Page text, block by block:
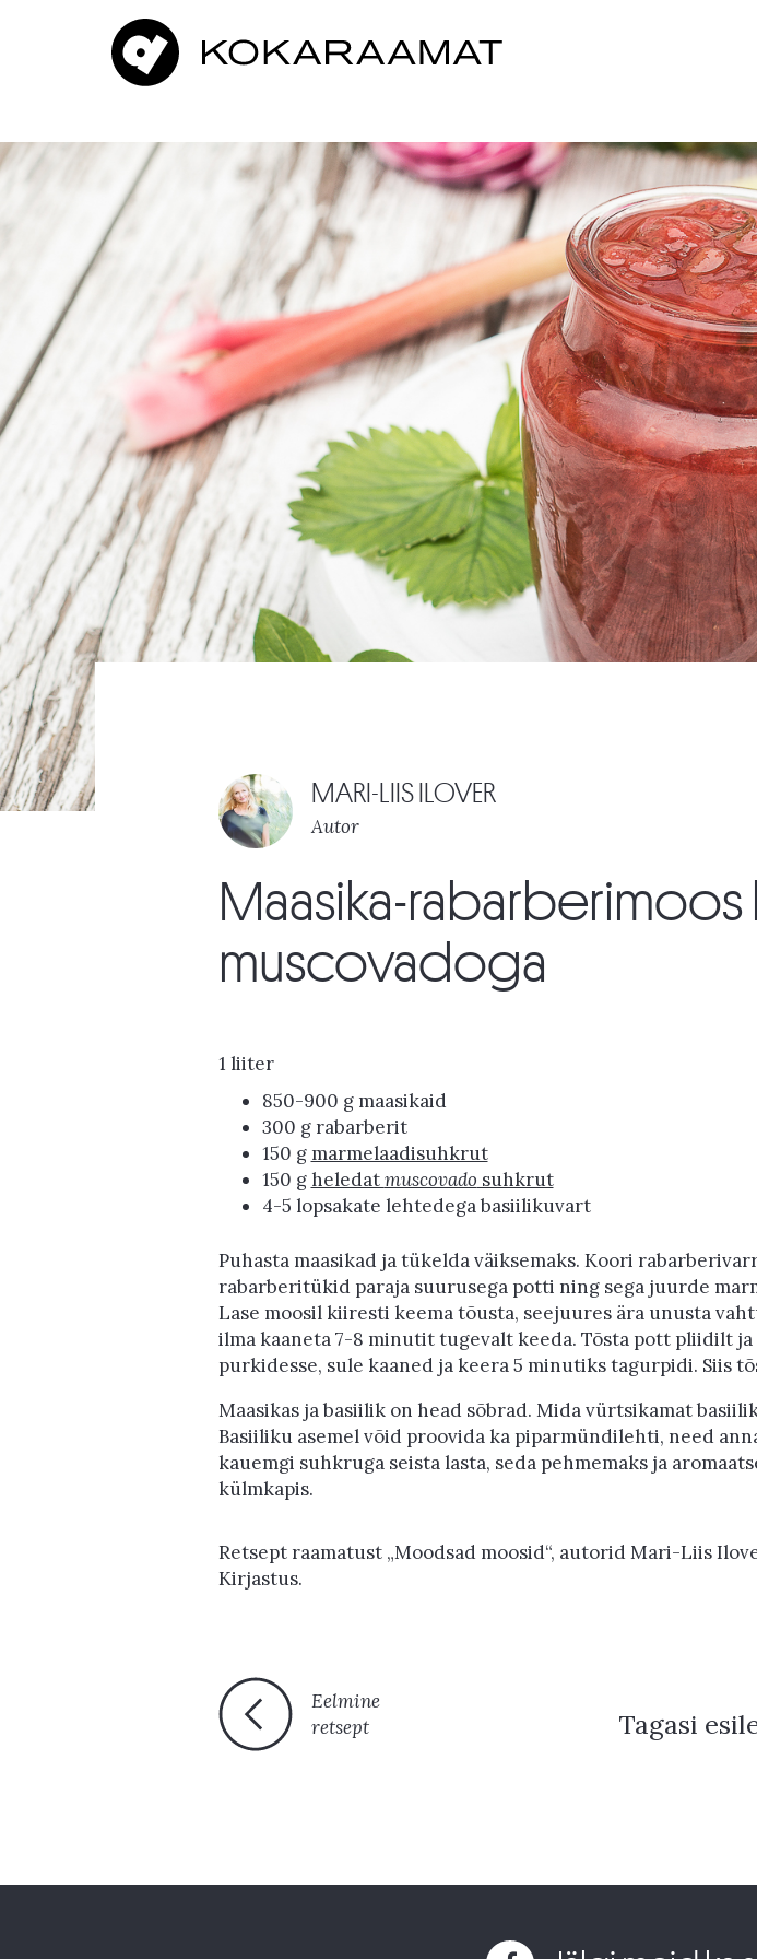
MARI-LIIS ILOVER
Autor
Maasika-rabarberimoos
muscovadoga
1 liiter
850-900 g maasikaid
300 g rabarberit
150 g marmelaadisuhkrut
150 gheledatmuscovado suhkrut
4-5 lopsakate lehtedega basiilikuvart
Puhasta maasikad ja tükelda väiksemaks. Koori
rabarberitükid paraja suurusega potti ning sega juurde
Lase moosil kiiresti keema tõusta, seejuures ära unusta
ilma kaaneta 7-8 minutit tugevalt keeda. Tõsta pott pliidilt
purkidesse, sule kaaned ja keera 5 minutiks tagurpidi. Siis
Maasikas ja basiilik on head sõbrad. Mida vürtsikamat
Basiiliku asemel võid proovida ka piparmündilehti, need
kauemgi suhkruga seista lasta, seda pehmemaks ja
külmkapis.
Retsept raamatust „Moodsad moosid“, autorid Mari-Liis
Kirjastus.
Eelmine
retsept
Tagasi